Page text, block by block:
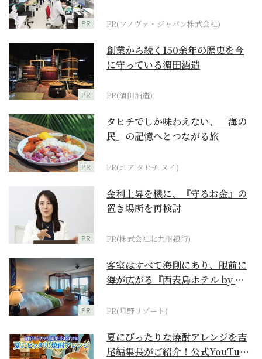
PR PR(ソノヴァ・ジャパン株式会社)
PR
創業から続く150余年の歴史を今
に守っている濵田酒造
PR(濵田酒造)
PR
タヒチでしか味わえない、「海の
民」の記憶へとつながる旅
PR(エア タヒチ ヌイ)
PR
金利上昇を機に、『守るお金』の
置き場所を再検討
PR(株式会社北九州銀行)
PR
客室はすべて海側にあり、眼前に
海が広がる『西表島ホテル by 星
PR(星野リゾート)
夏にぴったりな焼酎アレンジを吉
尾編集長がご紹介！公式YouTube